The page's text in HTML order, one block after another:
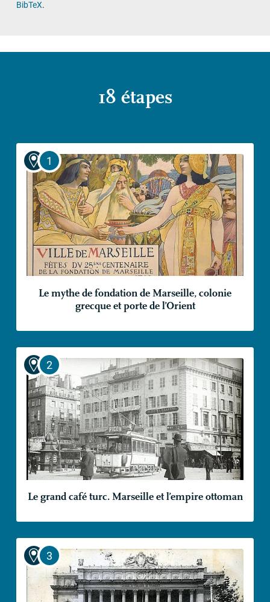
BibTeX.
18 étapes
Le mythe de fondation de Marseille, colonie
grecque et porte de l’Orient
Le grand café turc. Marseille et l’empire ottoman